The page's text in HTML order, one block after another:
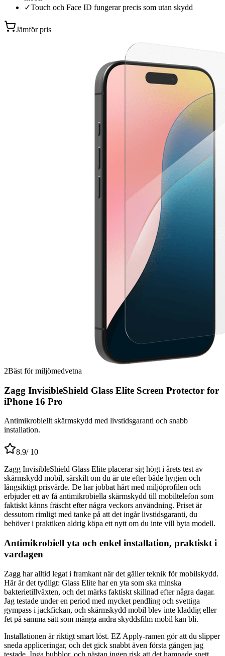
✓Touch och Face ID fungerar precis som utan skydd
Jämför pris
2Bäst för miljömedvetna
Zagg InvisibleShield Glass Elite Screen Protector for
iPhone 16 Pro
Antimikrobiellt skärmskydd med livstidsgaranti och snabb
installation.
8.9/ 10
Zagg InvisibleShield Glass Elite placerar sig högt i årets test av
skärmskydd mobil, särskilt om du är ute efter både hygien och
långsiktigt prisvärde. De har jobbat hårt med miljöprofilen och
erbjuder ett av få antimikrobiella skärmskydd till mobiltelefon som
faktiskt känns fräscht efter några veckors användning. Priset är
dessutom rimligt med tanke på att det ingår livstidsgaranti, du
behöver i praktiken aldrig köpa ett nytt om du inte vill byta modell.
Antimikrobiell yta och enkel installation, praktiskt i
vardagen
Zagg har alltid legat i framkant när det gäller teknik för mobilskydd.
Här är det tydligt: Glass Elite har en yta som ska minska
bakterietillväxten, och det märks faktiskt skillnad efter några dagar.
Jag testade under en period med mycket pendling och svettiga
gympass i jackfickan, och skärmskydd mobil blev inte kladdig eller
fet på samma sätt som många andra skyddsfilm mobil kan bli.
Installationen är riktigt smart löst. EZ Apply-ramen gör att du slipper
sneda appliceringar, och det gick snabbt även första gången jag
testade. Inga bubblor, och nästan ingen risk att det hamnade snett,